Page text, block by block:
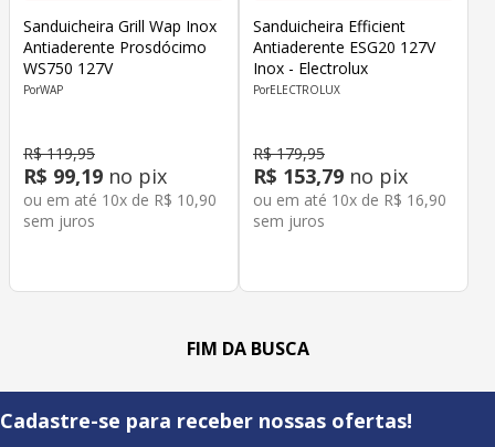
Sanduicheira Grill Wap Inox
Antiaderente Prosdócimo
WS750 127V
WAP
R$ 119,95
R$ 99,19 no pix
ou em até 10x de R$ 10,90
sem juros
Sanduicheira Efficient
Antiaderente ESG20 127V
Inox - Electrolux
ELECTROLUX
R$ 179,95
R$ 153,79 no pix
ou em até 10x de R$ 16,90
sem juros
Cadastre-se para receber nossas ofertas!